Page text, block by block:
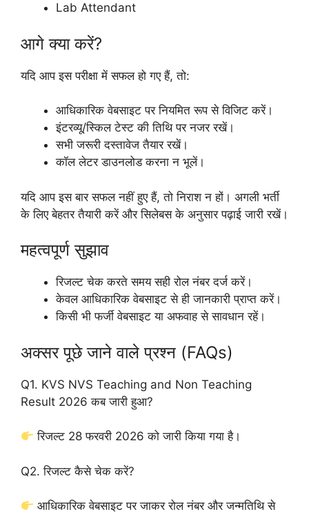
Lab Attendant
आगे क्या करें?
यदि आप इस परीक्षा में सफल हो गए हैं, तो:
आधिकारिक वेबसाइट पर नियमित रूप से विजिट करें।
इंटरव्यू/स्किल टेस्ट की तिथि पर नजर रखें।
सभी जरूरी दस्तावेज तैयार रखें।
कॉल लेटर डाउनलोड करना न भूलें।
यदि आप इस बार सफल नहीं हुए हैं, तो निराश न हों। अगली भर्ती
के लिए बेहतर तैयारी करें और सिलेबस के अनुसार पढ़ाई जारी रखें।
महत्वपूर्ण सुझाव
रिजल्ट चेक करते समय सही रोल नंबर दर्ज करें।
केवल आधिकारिक वेबसाइट से ही जानकारी प्राप्त करें।
किसी भी फर्जी वेबसाइट या अफवाह से सावधान रहें।
अक्सर पूछे जाने वाले प्रश्न (FAQs)
Q1. KVS NVS Teaching and Non Teaching
Result 2026 कब जारी हुआ?
रिजल्ट 28 फरवरी 2026 को जारी किया गया है।
Q2. रिजल्ट कैसे चेक करें?
आधिकारिक वेबसाइट पर जाकर रोल नंबर और जन्मतिथि से